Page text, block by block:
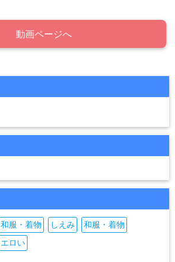
動画ページへ
和服・着物 しえみ
和服・着物
エロい